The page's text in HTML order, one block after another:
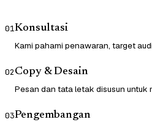
01Konsultasi
Kami pahami penawaran, target
02Copy & Desain
Pesan dan tata letak disusun untuk
03Pengembangan